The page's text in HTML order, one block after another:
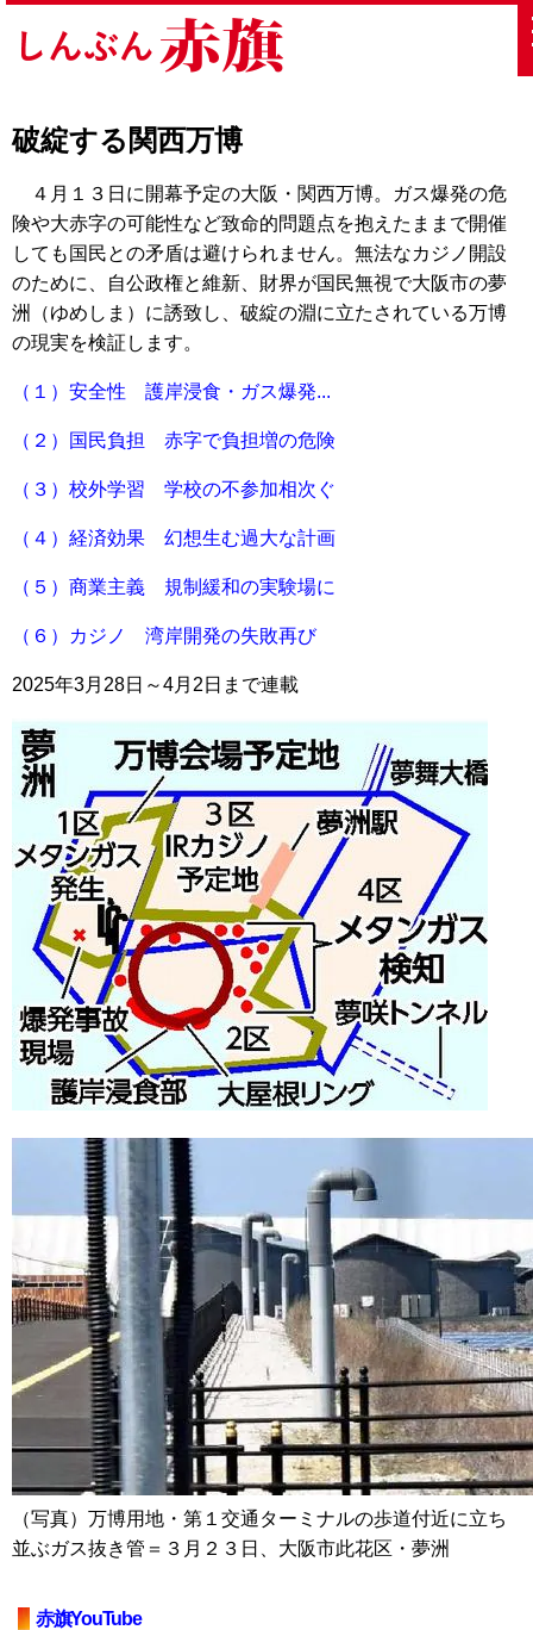
破綻する関西万博
４月１３日に開幕予定の大阪・関西万博。ガス爆発の危
険や大赤字の可能性など致命的問題点を抱えたままで開催
しても国民との矛盾は避けられません。無法なカジノ開設
のために、自公政権と維新、財界が国民無視で大阪市の夢
洲（ゆめしま）に誘致し、破綻の淵に立たされている万博
の現実を検証します。
（１）安全性 護岸浸食・ガス爆発...
（２）国民負担 赤字で負担増の危険
（３）校外学習 学校の不参加相次ぐ
（４）経済効果 幻想生む過大な計画
（５）商業主義 規制緩和の実験場に
（６）カジノ 湾岸開発の失敗再び
2025年3月28日～4月2日まで連載
（写真）万博用地・第１交通ターミナルの歩道付近に立ち
並ぶガス抜き管＝３月２３日、大阪市此花区・夢洲
赤旗YouTube